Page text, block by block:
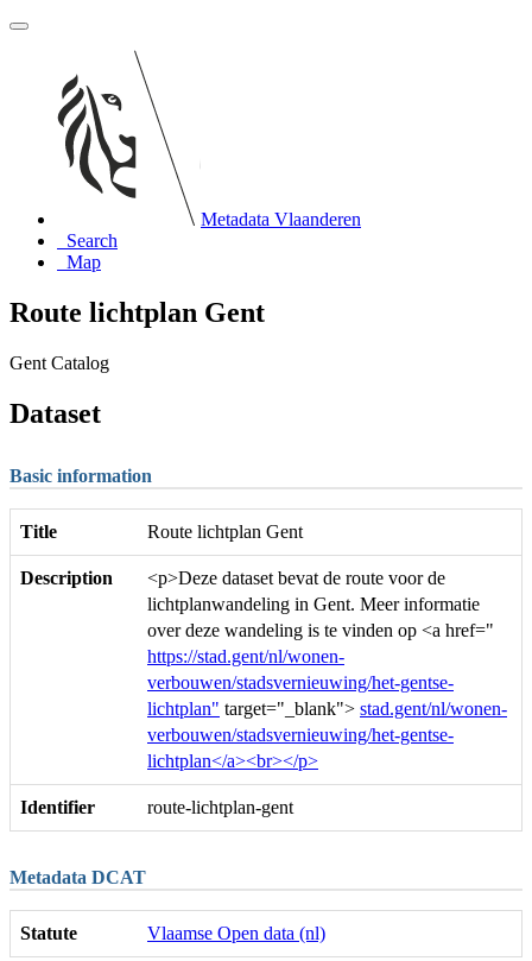
Metadata Vlaanderen
Search
Map
Route lichtplan Gent
Gent Catalog
Dataset
Basic information
Title Route lichtplan Gent
Description
<p>Deze dataset bevat de route voor de
lichtplanwandeling in Gent. Meer informatie
over deze wandeling is te vinden op <a href="
https://stad.gent/nl/wonen-
verbouwen/stadsvernieuwing/het-gentse-
lichtplan" target="_blank"> stad.gent/nl/wonen-
verbouwen/stadsvernieuwing/het-gentse-
lichtplan</a><br></p>
Identifier route-lichtplan-gent
Metadata DCAT
Statute Vlaamse Open data (nl)